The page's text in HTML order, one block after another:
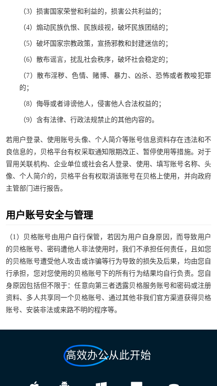
（3）损害国家荣誉和利益的，损害公共利益的；
（4）煽动民族仇恨、民族歧视，破坏民族团结的；
（5）破坏国家宗教政策，宣扬邪教和封建迷信的；
（6）散布谣言，扰乱社会秩序，破坏社会稳定的；
（7）散布淫秽、色情、赌博、暴力、凶杀、恐怖或者教唆犯罪
的；
（8）侮辱或者诽谤他人，侵害他人合法权益的；
（9）含有法律、行政法规禁止的其他内容的。
若用户登录、使用账号头像、个人简介等账号信息资料存在违法和不
良信息的，贝格平台有权采取通知限期改正、暂停使用等措施。对于
冒用关联机构、企业单位或社会名人登录、使用、填写账号名称、头
像、个人简介的，贝格平台有权取消该账号在贝格上使用，并向政府
主管部门进行报告。
用户账号安全与管理
（1）贝格账号由用户自行保管，若因为用户自身原因，而导致用户
的贝格账号、密码遭他人非法使用时，我们不承担任何责任，且如您
的贝格账号遭受他人攻击或诈骗等行为导致的损失及后果，均由您自
行承担，您对您使用的贝格账号下的所有行为结果均自行负责。您自
身原因包括但不限于：任意向第三者透露贝格服务账号和密码或注册
资料、多人共享同一个贝格账号、通过其他非我们官方渠道获得贝格
账号、安装非法或来路不明的程序等。
高效办公从此开始